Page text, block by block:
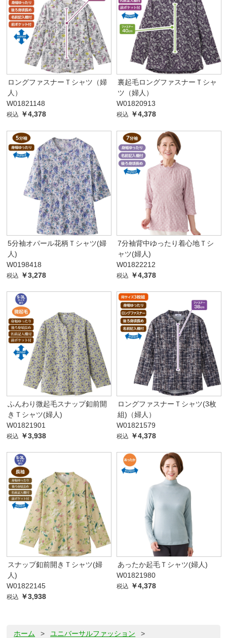
ロングファスナーＴシャツ（婦
人）
W01821148
税込 ￥4,378
裏起毛ロングファスナーＴシャ
ツ（婦人）
W01820913
税込 ￥4,378
5分袖オパール花柄Ｔシャツ(婦
人)
W0198418
税込 ￥3,278
7分袖背中ゆったり着心地Ｔシ
ャツ(婦人)
W01822212
税込 ￥4,378
ふんわり微起毛スナップ釦前開
きＴシャツ(婦人)
W01821901
税込 ￥3,938
ロングファスナーＴシャツ(3枚
組)（婦人）
W01821579
税込 ￥4,378
スナップ釦前開きＴシャツ(婦
人)
W01822145
税込 ￥3,938
あったか起毛Ｔシャツ(婦人)
W01821980
税込 ￥4,378
ホーム > ユニバーサルファッション
>